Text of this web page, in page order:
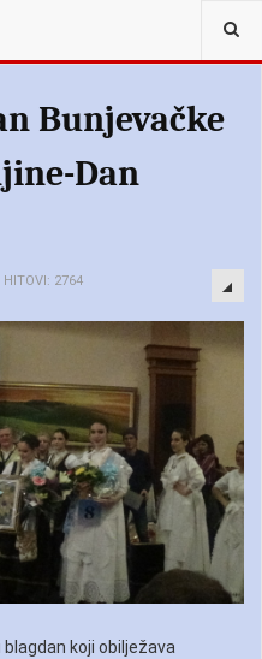
Bunjevačke
Dan
HITOVI: 2764
koji obilježava